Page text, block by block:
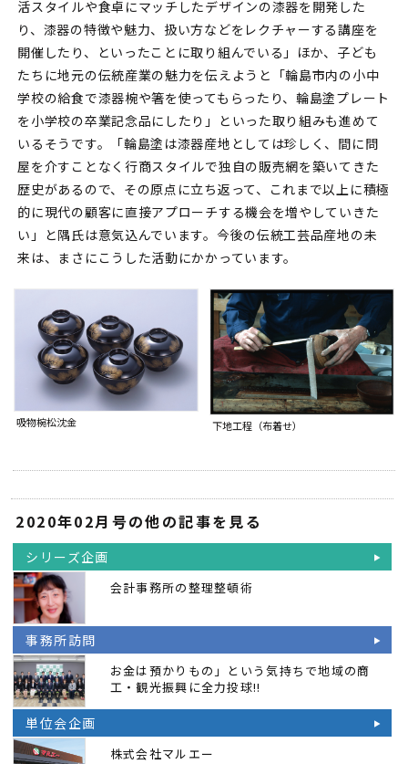
活スタイルや食卓にマッチしたデザインの漆器を開発した
り、漆器の特徴や魅力、扱い方などをレクチャーする講座を
開催したり、といったことに取り組んでいる」ほか、子ども
たちに地元の伝統産業の魅力を伝えようと「輪島市内の小中
学校の給食で漆器椀や箸を使ってもらったり、輪島塗プレート
を小学校の卒業記念品にしたり」といった取り組みも進めて
いるそうです。「輪島塗は漆器産地としては珍しく、間に問
屋を介すことなく行商スタイルで独自の販売網を築いてきた
歴史があるので、その原点に立ち返って、これまで以上に積極
的に現代の顧客に直接アプローチする機会を増やしていきた
い」と隅氏は意気込んでいます。今後の伝統工芸品産地の未
来は、まさにこうした活動にかかっています。
吸物椀松沈金 下地工程（布着せ）
2020年02月号の他の記事を見る
シリーズ企画
会計事務所の整理整頓術
事務所訪問
お金は預かりもの」という気持ちで地域の商
工・観光振興に全力投球!!
単位会企画
株式会社マルエー